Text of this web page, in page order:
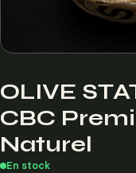
OLIVE
CBC
Naturel
En stock